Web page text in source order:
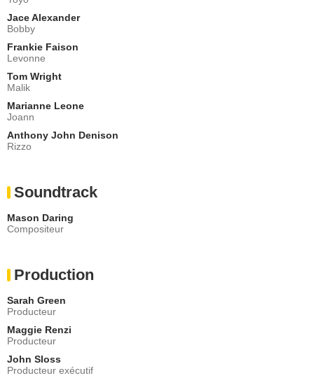
Jace Alexander
Bobby
Frankie Faison
Levonne
Tom Wright
Malik
Marianne Leone
Joann
Anthony John Denison
Rizzo
Soundtrack
Mason Daring
Compositeur
Production
Sarah Green
Producteur
Maggie Renzi
Producteur
John Sloss
Producteur exécutif